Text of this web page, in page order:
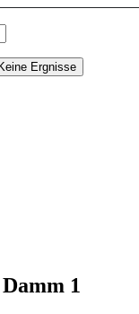
Keine Ergnisse
1